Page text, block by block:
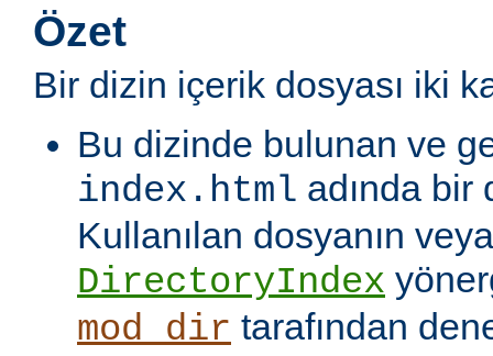
Özet
Bir dizin içerik dosyası iki
Bu dizinde bulunan ve
index.html adında bir
Kullanılan dosyanın
DirectoryIndex
mod_dir tarafından